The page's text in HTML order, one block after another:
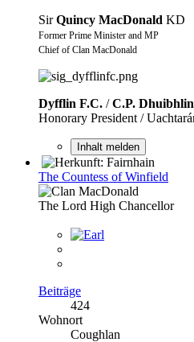
SirQuincy MacDonald KD
Former Prime Minister and MP
Chief of Clan MacDonald
Dyfflin F.C. /C.P.
Honorary President /
Inhalt melden
The Countess of Winfield
The Lord High Chancellor
Beiträge
424
Wohnort
Coughlan